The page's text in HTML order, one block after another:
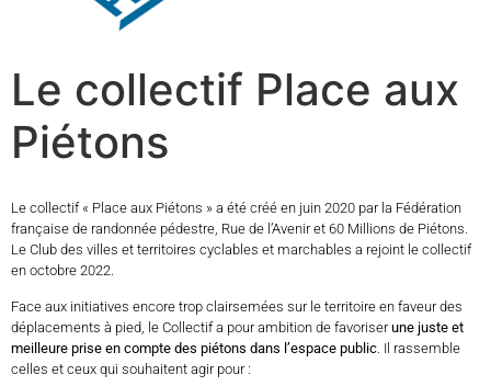
Le collectif Place aux
Piétons
Le collectif « Place aux Piétons » a été créé en juin 2020 par la Fédération
française de randonnée pédestre, Rue de l’Avenir et 60 Millions de Piétons.
Le Club des villes et territoires cyclables et marchables a rejoint le collectif
en octobre 2022.
Face aux initiatives encore trop clairsemées sur le territoire en faveur des
déplacements à pied, le Collectif a pour ambition de favoriserune juste et
meilleure prise en compte des piétons dans l’espace public. Il rassemble
celles et ceux qui souhaitent agir pour :